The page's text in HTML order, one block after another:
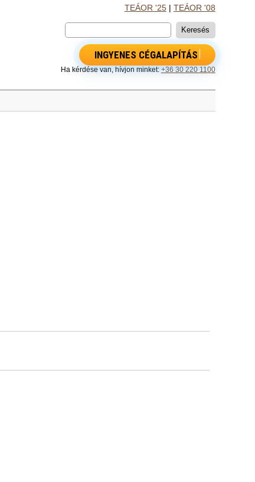
TEÁOR '25| TEÁOR '08
INGYENES CÉGALAPÍTÁS
Ha kérdése van, hívjon minket: +36 30 220 1100